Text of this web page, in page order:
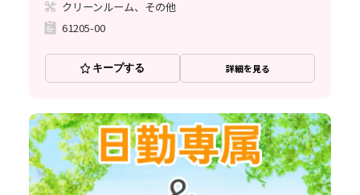
クリーンルーム、その他
61205-00
キープする 詳細を見る